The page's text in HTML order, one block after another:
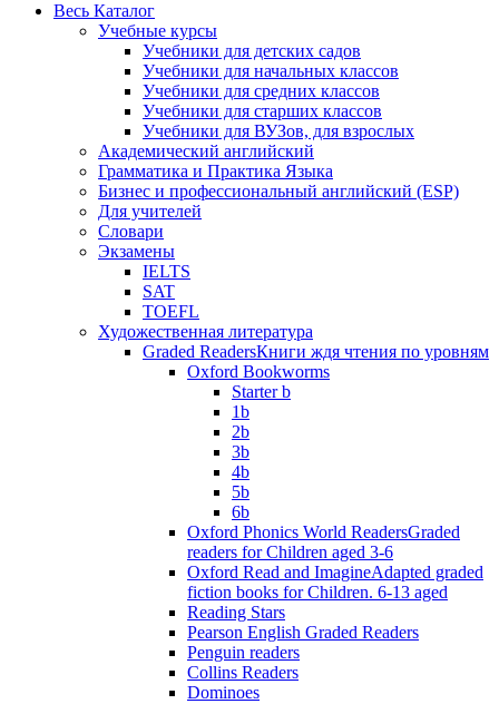
Весь Каталог
Учебные курсы
Учебники для детских садов
Учебники для начальных классов
Учебники для средних классов
Учебники для старших классов
Учебники для ВУЗов, для взрослых
Академический английский
Грамматика и Практика Языка
Бизнес и профессиональный английский (ESP)
Для учителей
Словари
Экзамены
IELTS
SAT
TOEFL
Художественная литература
Graded ReadersКниги ждя чтения по уровням
Oxford Bookworms
Starter b
1b
2b
3b
4b
5b
6b
Oxford Phonics World ReadersGraded
readers for Children aged 3-6
Oxford Read and ImagineAdapted graded
fiction books for Children. 6-13 aged
Reading Stars
Pearson English Graded Readers
Penguin readers
Collins Readers
Dominoes